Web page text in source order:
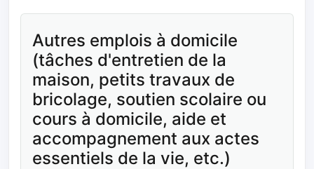
Autres emplois à domicile
(tâches d'entretien de la
maison, petits travaux de
bricolage, soutien scolaire ou
cours à domicile, aide et
accompagnement aux actes
essentiels de la vie, etc.)